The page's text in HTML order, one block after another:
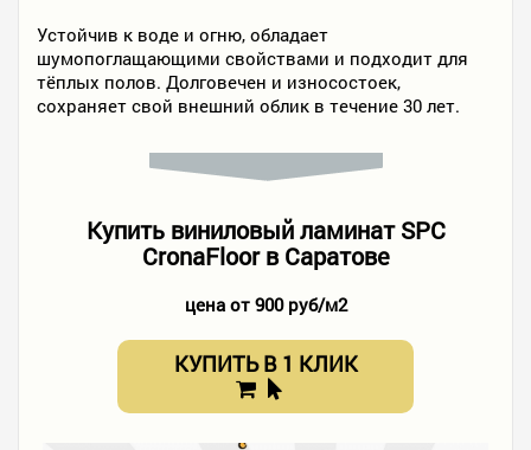
Устойчив к воде и огню, обладает
шумопоглащающими свойствами и подходит для
тёплых полов. Долговечен и износостоек,
сохраняет свой внешний облик в течение 30 лет.
Купить виниловый ламинат SPC
CronaFloor в Саратове
цена от 900 руб/м2
КУПИТЬ В 1 КЛИК